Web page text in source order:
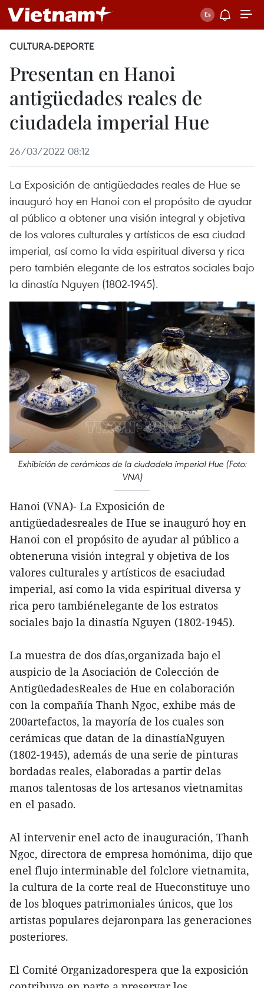
CULTURA-DEPORTE
Presentan en Hanoi
antigüedades reales de
ciudadela imperial Hue
26/03/2022 08:12
La Exposición de antigüedades reales de Hue se
inauguró hoy en Hanoi con el propósito de ayudar
al público a obtener una visión integral y objetiva
de los valores culturales y artísticos de esa ciudad
imperial, así como la vida espiritual diversa y rica
pero también elegante de los estratos sociales bajo
la dinastía Nguyen (1802-1945).
Exhibición de cerámicas de la ciudadela imperial Hue (Foto:
VNA)
Hanoi (VNA)- La Exposición de
antigüedadesreales de Hue se inauguró hoy en
Hanoi con el propósito de ayudar al público a
obteneruna visión integral y objetiva de los
valores culturales y artísticos de esaciudad
imperial, así como la vida espiritual diversa y
rica pero tambiénelegante de los estratos
sociales bajo la dinastía Nguyen (1802-1945).
La muestra de dos días,organizada bajo el
auspicio de la Asociación de Colección de
AntigüedadesReales de Hue en colaboración
con la compañía Thanh Ngoc, exhibe más de
200artefactos, la mayoría de los cuales son
cerámicas que datan de la dinastíaNguyen
(1802-1945), además de una serie de pinturas
bordadas reales, elaboradas a partir delas
manos talentosas de los artesanos vietnamitas
en el pasado.
Al intervenir enel acto de inauguración, Thanh
Ngoc, directora de empresa homónima, dijo que
enel flujo interminable del folclore vietnamita,
la cultura de la corte real de Hueconstituye uno
de los bloques patrimoniales únicos, que los
artistas populares dejaronpara las generaciones
posteriores.
El Comité Organizadorespera que la exposición